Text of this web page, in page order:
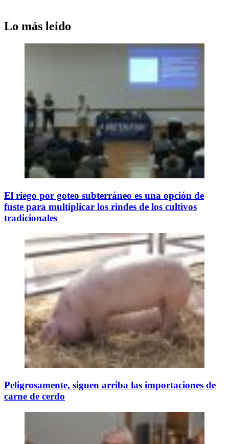
Lo más leido
El riego por goteo subterráneo es una opción de
fuste para multiplicar los rindes de los cultivos
tradicionales
Peligrosamente, siguen arriba las importaciones de
carne de cerdo